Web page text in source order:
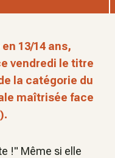
13/14 ans,
vendredi le titre
la catégorie du
maîtrisée face
!" Même si elle